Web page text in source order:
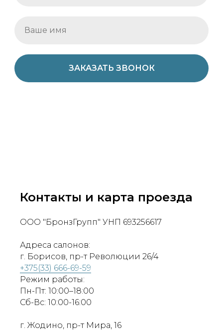
ЗАКАЗАТЬ ЗВОНОК
Контакты и карта проезда
ООО "БронзГрупп" УНП 693256617
Адреса салонов:
г. Борисов, пр-т Революции 26/4
+375(33) 666-69-59
Режим работы:
Пн-Пт: 10:00–18:00
Сб-Вс: 10:00-16:00
г. Жодино, пр-т Мира, 16